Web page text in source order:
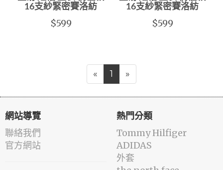
16支紗緊密賽洛紡
$599
16支紗緊密賽洛紡
$599
« 1 »
網站導覽
聯絡我們
官方網站
熱門分類
Tommy Hilfiger
ADIDAS
外套